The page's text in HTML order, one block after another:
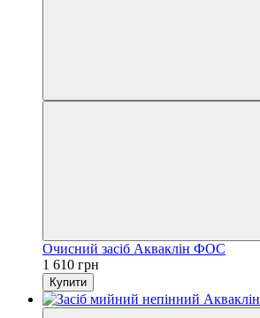
Очисний засіб Акваклін ФОС
1 610 грн
Купити